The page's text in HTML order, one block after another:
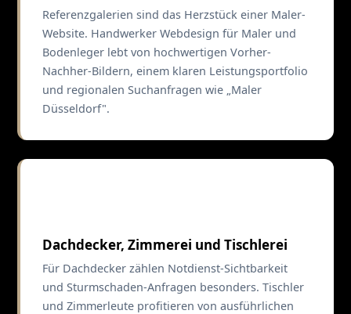
Referenzgalerien sind das Herzstück einer Maler-
Website. Handwerker Webdesign für Maler und
Bodenleger lebt von hochwertigen Vorher-
Nachher-Bildern, einem klaren Leistungsportfolio
und regionalen Suchanfragen wie „Maler
Düsseldorf".
Dachdecker, Zimmerei und Tischlerei
Für Dachdecker zählen Notdienst-Sichtbarkeit
und Sturmschaden-Anfragen besonders. Tischler
und Zimmerleute profitieren von ausführlichen